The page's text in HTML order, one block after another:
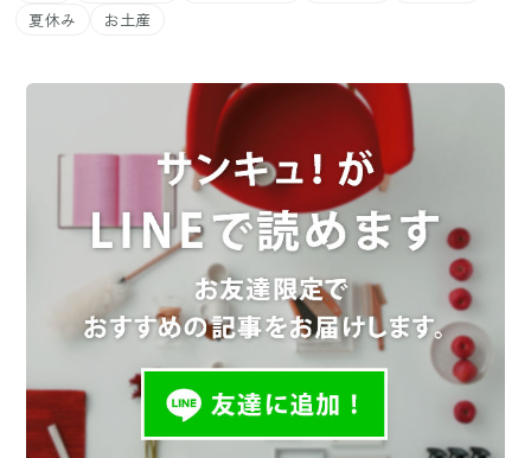
夏休み
お土産